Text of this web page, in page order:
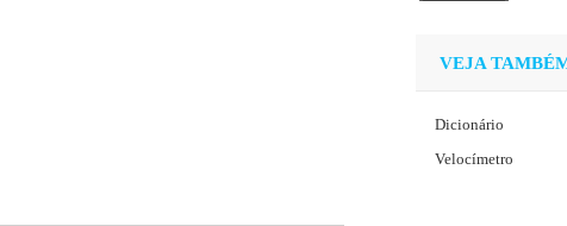
VEJA
Dicionário
Velocímetro